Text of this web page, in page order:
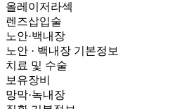
올레이저라섹
렌즈삽입술
노안·백내장
노안 · 백내장 기본정보
치료 및 수술
보유장비
망막·녹내장